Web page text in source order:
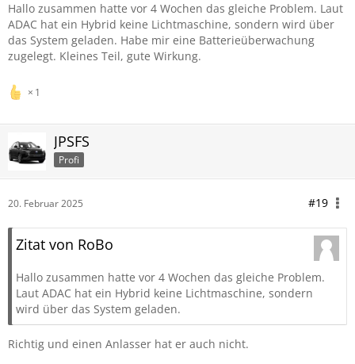
Hallo zusammen hatte vor 4 Wochen das gleiche Problem. Laut
ADAC hat ein Hybrid keine Lichtmaschine, sondern wird über
das System geladen. Habe mir eine Batterieüberwachung
zugelegt. Kleines Teil, gute Wirkung.
1
JPSFS
Profi
20. Februar 2025 #19
Zitat von RoBo
Hallo zusammen hatte vor 4 Wochen das gleiche Problem.
Laut ADAC hat ein Hybrid keine Lichtmaschine, sondern
wird über das System geladen.
Richtig und einen Anlasser hat er auch nicht.